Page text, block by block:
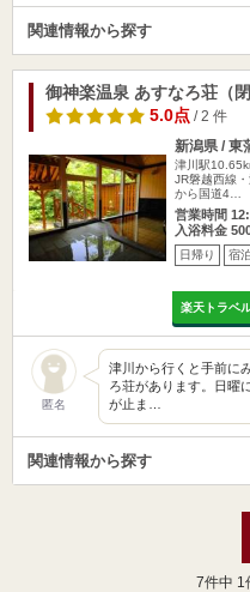
関連情報から探す
御神楽温泉 あすなろ荘（閉
5.0点/ 2 件
新潟県 / 東
津川駅
JR磐越西線
から国道4…
営業時間
入浴料金
日帰り 宿
楽天トラベ
匿名
津川から行くと手前に
ろ荘があります。日曜
が止ま…
関連情報から探す
7件中 1